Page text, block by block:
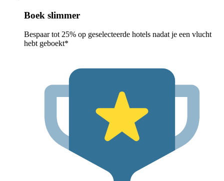
Boek slimmer
Bespaar tot 25% op geselecteerde hotels nadat je een vlucht
hebt geboekt*